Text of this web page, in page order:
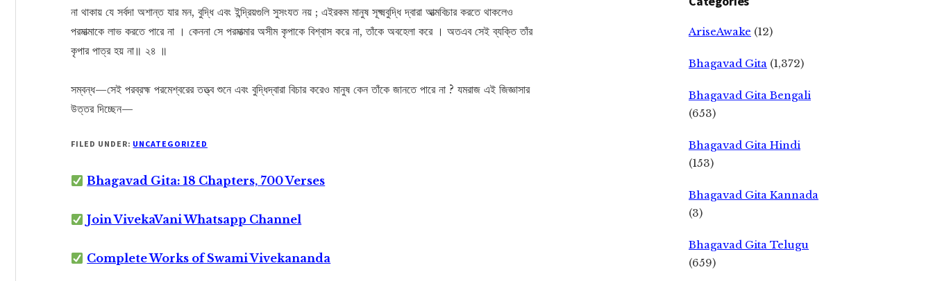
না থাকায় যে সর্বদা অশান্ত যার মন, বুদ্ধি এবং ইন্দ্রিয়গুলি সুসংযত নয় ; এইরকম মানুষ সূক্ষ্মবুদ্ধি দ্বারা আত্মবিচার করতে থাকলেও
পরমাত্মাকে লাভ করতে পারে না । কেননা সে পরমাত্মার অসীম কৃপাকে বিশ্বাস করে না, তাঁকে অবহেলা করে । অতএব সেই ব্যক্তি তাঁর
কৃপার পাত্র হয় না॥ ২৪ ॥
সম্বন্ধ—সেই পরব্রহ্ম পরমেশ্বরের তত্ত্ব শুনে এবং বুদ্ধিদ্বারা বিচার করেও মানুষ কেন তাঁকে জানতে পারে না ? যমরাজ এই জিজ্ঞাসার
উত্তর দিচ্ছেন—
FILED UNDER: UNCATEGORIZED
Bhagavad Gita: 18 Chapters, 700 Verses
Join VivekaVani Whatsapp Channel
Complete Works of Swami Vivekananda
AriseAwake (12)
Bhagavad Gita (1,372)
Bhagavad Gita Bengali
(653)
Bhagavad Gita Hindi
(153)
Bhagavad Gita Kannada
(3)
Bhagavad Gita Telugu
(659)